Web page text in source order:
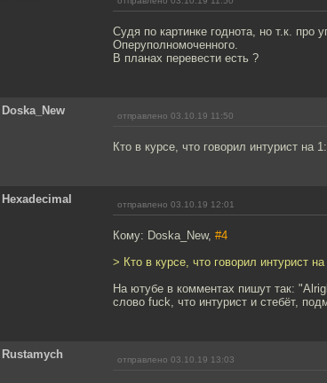
Судя по картинке годнота, но т.к. про
Оперуполномоченного.
В планах перевести есть ?
Doska_New отправлено 03.10.19 11:50
Кто в курсе, что говорил интурист на
Hexadecimal отправлено 03.10.19 12:01
Кому: Doska_New, #4
> Кто в курсе, что говорил интурист
На ютубе в комментах пишут так:
слово fuck, что интурист и стебёт,
Rustamych отправлено 03.10.19 13:03